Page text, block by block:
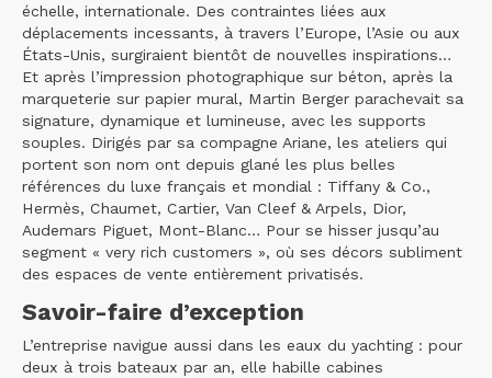
échelle, internationale. Des contraintes liées aux
déplacements incessants, à travers l’Europe, l’Asie ou aux
États-Unis, surgiraient bientôt de nouvelles inspirations…
Et après l’impression photographique sur béton, après la
marqueterie sur papier mural, Martin Berger parachevait sa
signature, dynamique et lumineuse, avec les supports
souples. Dirigés par sa compagne Ariane, les ateliers qui
portent son nom ont depuis glané les plus belles
références du luxe français et mondial : Tiffany & Co.,
Hermès, Chaumet, Cartier, Van Cleef & Arpels, Dior,
Audemars Piguet, Mont-Blanc… Pour se hisser jusqu’au
segment « very rich customers », où ses décors subliment
des espaces de vente entièrement privatisés.
Savoir-faire d’exception
L’entreprise navigue aussi dans les eaux du yachting : pour
deux à trois bateaux par an, elle habille cabines